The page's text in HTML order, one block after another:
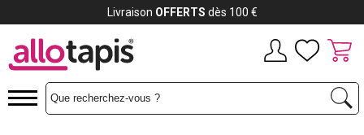
Livraison OFFERTS dès 100 €